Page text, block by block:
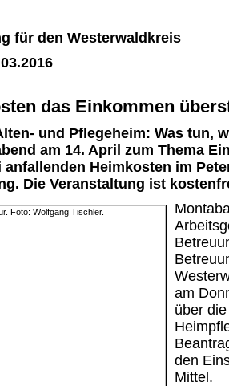
für den Westerwaldkreis
das Einkommen
und Pflegeheim: Was tun,
am 14. April zum Thema
anfallenden Heimkosten im
Die Veranstaltung ist
am
über
den
Mittel.